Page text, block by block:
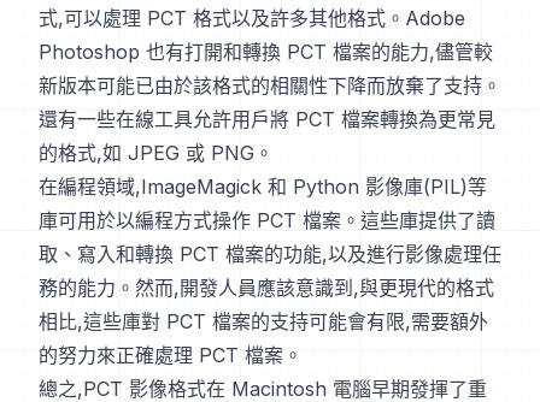
式,可以處理 PCT 格式以及許多其他格式。Adobe
Photoshop 也有打開和轉換 PCT 檔案的能力,儘管較
新版本可能已由於該格式的相關性下降而放棄了支持。
還有一些在線工具允許用戶將 PCT 檔案轉換為更常見
的格式,如 JPEG 或 PNG。
在編程領域,ImageMagick 和 Python 影像庫(PIL)等
庫可用於以編程方式操作 PCT 檔案。這些庫提供了讀
取、寫入和轉換 PCT 檔案的功能,以及進行影像處理任
務的能力。然而,開發人員應該意識到,與更現代的格式
相比,這些庫對 PCT 檔案的支持可能會有限,需要額外
的努力來正確處理 PCT 檔案。
總之,PCT 影像格式在 Macintosh 電腦早期發揮了重